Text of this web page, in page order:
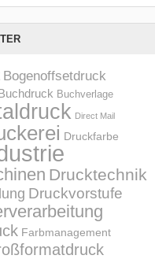
Bogenoffsetdruck
Buchdruck Buchverlage
Direct Mail
Druckfarbe
Drucktechnik
Druckvorstufe
Farbmanagement